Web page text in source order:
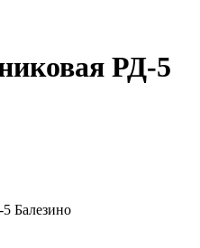
РД-5
Балезино